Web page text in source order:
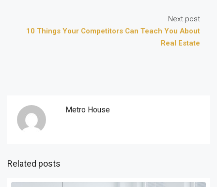
Next post
10 Things Your Competitors Can Teach You About
Real Estate
Metro House
Related posts